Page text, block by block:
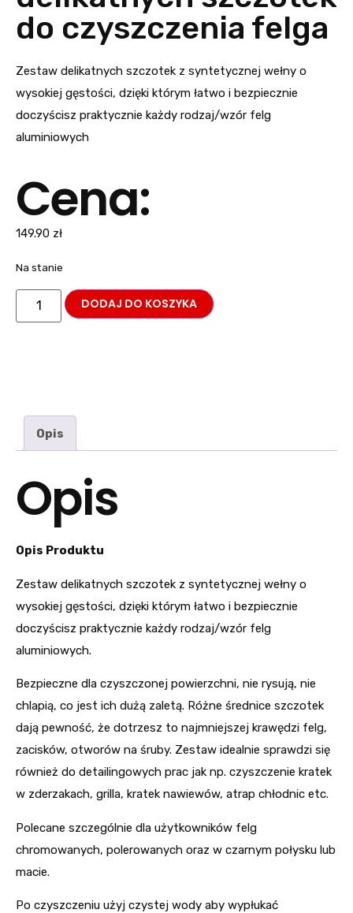
do czyszczenia felga
Zestaw delikatnych szczotek z syntetycznej wełny o
wysokiej gęstości, dzięki którym łatwo i bezpiecznie
doczyścisz praktycznie każdy rodzaj/wzór felg
aluminiowych
Cena:
149.90 zł
Na stanie
DODAJ DO KOSZYKA
Opis
Opis
Opis Produktu
Zestaw delikatnych szczotek z syntetycznej wełny o
wysokiej gęstości, dzięki którym łatwo i bezpiecznie
doczyścisz praktycznie każdy rodzaj/wzór felg
aluminiowych.
Bezpieczne dla czyszczonej powierzchni, nie rysują, nie
chlapią, co jest ich dużą zaletą. Różne średnice szczotek
dają pewność, że dotrzesz to najmniejszej krawędzi felg,
zacisków, otworów na śruby. Zestaw idealnie sprawdzi się
również do detailingowych prac jak np. czyszczenie kratek
w zderzakach, grilla, kratek nawiewów, atrap chłodnic etc.
Polecane szczególnie dla użytkowników felg
chromowanych, polerowanych oraz w czarnym połysku lub
macie.
Po czyszczeniu użyj czystej wody aby wypłukać